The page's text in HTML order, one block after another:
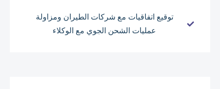
توقيع اتفاقيات مع شركات الطيران ومزاولة
عمليات الشحن الجوي مع الوكلاء